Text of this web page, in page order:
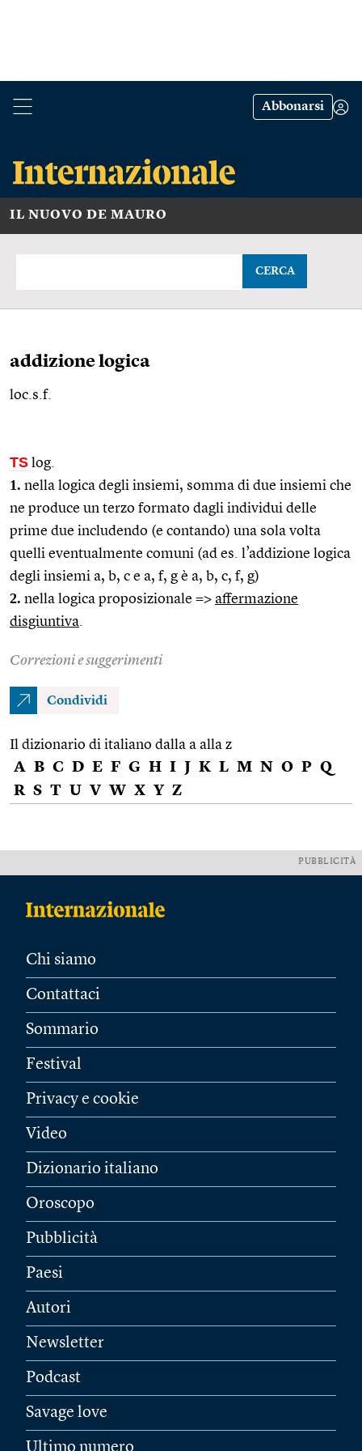
Abbonarsi
IL NUOVO DE MAURO
CERCA
addizione logica
loc.s.f.
TS log.
1. nella logica degli insiemi, somma di due insiemi che
ne produce un terzo formato dagli individui delle
prime due includendo (e contando) una sola volta
quelli eventualmente comuni (ad es. l’addizione logica
degli insiemi a, b, c e a, f, g è a, b, c, f, g)
2. nella logica proposizionale => affermazione
disgiuntiva
Correzioni e suggerimenti
Condividi
Il dizionario di italiano dalla a alla z
A B C D E F G H I J K L M N O P Q
R S T U V W X Y Z
PUBBLICITÀ
Chi siamo
Contattaci
Sommario
Festival
Privacy e cookie
Video
Dizionario italiano
Oroscopo
Pubblicità
Paesi
Autori
Newsletter
Podcast
Savage love
Ultimo numero